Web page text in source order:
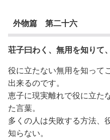
外物篇 第二十六
荘子曰わく、無用を知りて
役に立たない無用を知って
出来るのです。
恵子に現実離れで役に立た
た言葉。
多くの人は失敗する方法、
知らない。